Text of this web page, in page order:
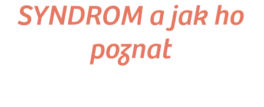
SYNDROM a jak ho
poznat